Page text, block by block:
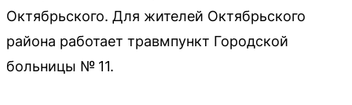
Октябрьского. Для жителей Октябрьского
района работает травмпункт Городской
больницы № 11.